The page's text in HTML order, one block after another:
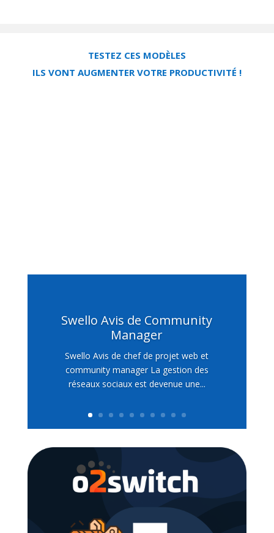
TESTEZ CES MODÈLES
ILS VONT AUGMENTER VOTRE PRODUCTIVITÉ !
Swello Avis de Community
Manager
Swello Avis de chef de projet web et
community manager La gestion des
réseaux sociaux est devenue une...